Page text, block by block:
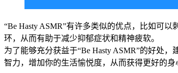
“Be Hasty ASMR”有许多类似的优点，比如可
环，从而有助于减少抑郁症状和精神疲软。
为了能够充分获益于“Be Hasty ASMR”的好处
智力，增加你的生活愉悦度，从而获得更好的身